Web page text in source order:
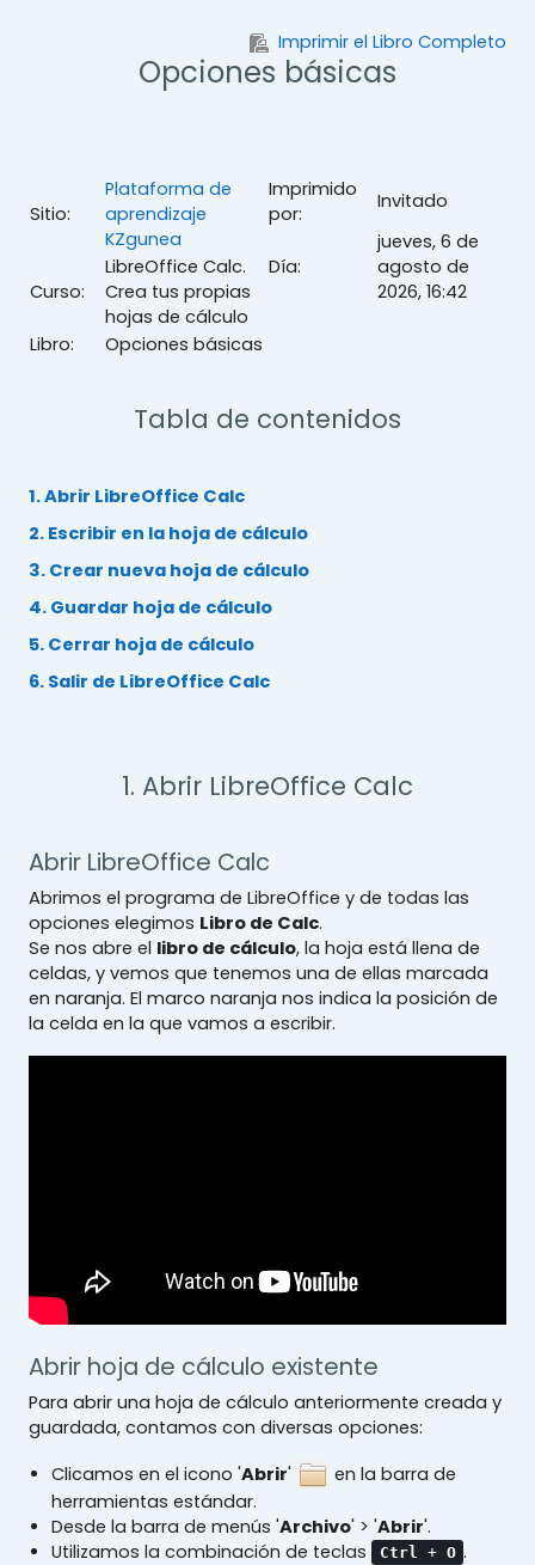
Imprimir el Libro Completo
Opciones básicas
Sitio:
Plataforma de
aprendizaje
KZgunea
Curso:
LibreOffice Calc.
Crea tus propias
hojas de cálculo
Libro:
Opciones básicas
Imprimido
por:
Invitado
Día:
jueves, 6 de
agosto de
2026, 16:42
Tabla de contenidos
1. Abrir LibreOffice Calc
2. Escribir en la hoja de cálculo
3. Crear nueva hoja de cálculo
4. Guardar hoja de cálculo
5. Cerrar hoja de cálculo
6. Salir de LibreOffice Calc
1. Abrir LibreOffice Calc
Abrir LibreOffice Calc
Abrimos el programa de LibreOffice y de todas las
opciones elegimos Libro de Calc.
Se nos abre el libro de cálculo, la hoja está llena de
celdas, y vemos que tenemos una de ellas marcada
en naranja. El marco naranja nos indica la posición de
la celda en la que vamos a escribir.
Abrir hoja de cálculo existente
Para abrir una hoja de cálculo anteriormente creada y
guardada, contamos con diversas opciones:
Clicamos en el icono 'Abrir'
en la barra de
herramientas estándar.
Desde la barra de menús 'Archivo' > 'Abrir'.
Utilizamos la combinación de teclas
Ctrl + O .